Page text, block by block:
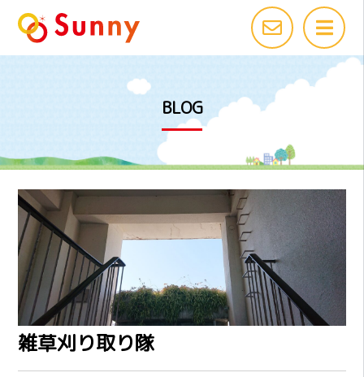
BLOG
雑草刈り取り隊